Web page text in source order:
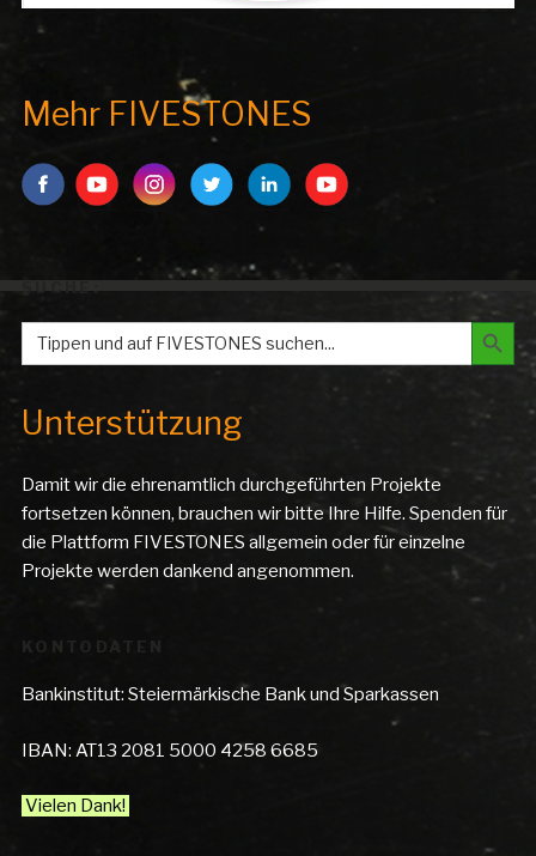
Mehr FIVESTONES
SUCHE:
Search
for:
Search
Unterstützung
Damit wir die ehrenamtlich durchgeführten Projekte
fortsetzen können, brauchen wir bitte Ihre Hilfe. Spenden für
die Plattform FIVESTONES allgemein oder für einzelne
Projekte werden dankend angenommen.
KONTODATEN
Bankinstitut: Steiermärkische Bank und Sparkassen
IBAN: AT13 2081 5000 4258 6685
Vielen Dank!